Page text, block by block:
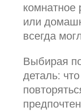
комнатное
или
всегда
Выбирая
деталь: